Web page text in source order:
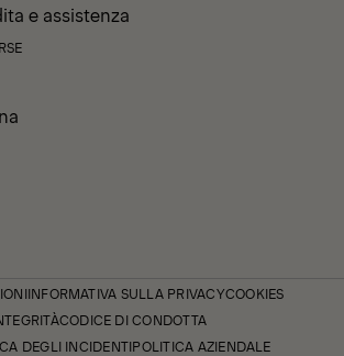
e assistenza
INFORMATIVA SULLA PRIVACYCOOKIES
CODICE DI CONDOTTA
DEGLI INCIDENTIPOLITICA AZIENDALE